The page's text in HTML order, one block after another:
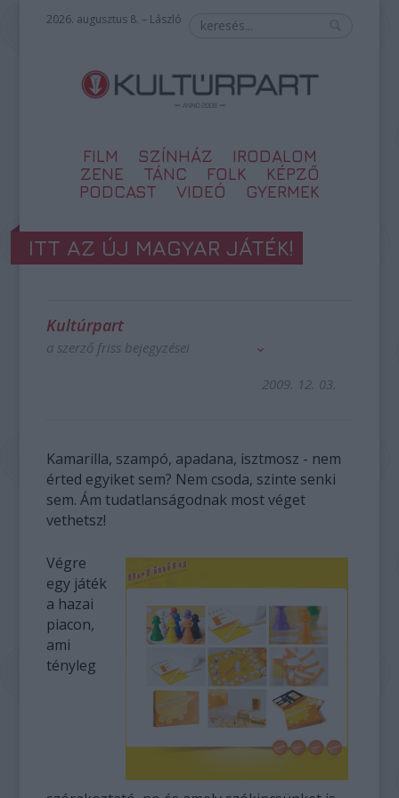
2026. augusztus 8. – László
FILM SZÍNHÁZ
IRODALOM
ZENE
TÁNC FOLK
KÉPZŐ
PODCAST
VIDEÓ GYERMEK
ITT AZ ÚJ MAGYAR JÁTÉK!
Kultúrpart
a szerző friss bejegyzései
2009. 12. 03.
Kamarilla, szampó, apadana, isztmosz - nem
érted egyiket sem? Nem csoda, szinte senki
sem. Ám tudatlanságodnak most véget
vethetsz!
Végre
egy játék
a hazai
piacon,
ami
tényleg